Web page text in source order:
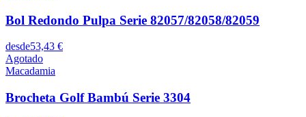
Bol Redondo Pulpa Serie 82057/82058/82059
desde53,43 €
Agotado
Macadamia
Brocheta Golf Bambú Serie 3304